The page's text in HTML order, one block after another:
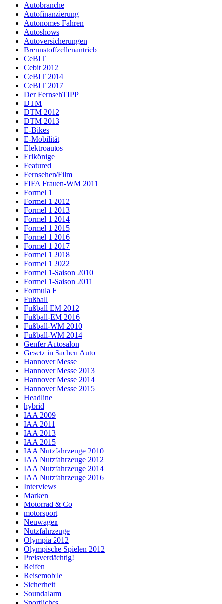
Autobranche
Autofinanzierung
Autonomes Fahren
Autoshows
Autoversicherungen
Brennstoffzellenantrieb
CeBIT
Cebit 2012
CeBIT 2014
CeBIT 2017
Der FernsehTIPP
DTM
DTM 2012
DTM 2013
E-Bikes
E-Mobilität
Elektroautos
Erlkönige
Featured
Fernsehen/Film
FIFA Frauen-WM 2011
Formel 1
Formel 1 2012
Formel 1 2013
Formel 1 2014
Formel 1 2015
Formel 1 2016
Formel 1 2017
Formel 1 2018
Formel 1 2022
Formel 1-Saison 2010
Formel 1-Saison 2011
Formula E
Fußball
Fußball EM 2012
Fußball-EM 2016
Fußball-WM 2010
Fußball-WM 2014
Genfer Autosalon
Gesetz in Sachen Auto
Hannover Messe
Hannover Messe 2013
Hannover Messe 2014
Hannover Messe 2015
Headline
hybrid
IAA 2009
IAA 2011
IAA 2013
IAA 2015
IAA Nutzfahrzeuge 2010
IAA Nutzfahrzeuge 2012
IAA Nutzfahrzeuge 2014
IAA Nutzfahrzeuge 2016
Interviews
Marken
Motorrad & Co
motorsport
Neuwagen
Nutzfahrzeuge
Olympia 2012
Olympische Spielen 2012
Preisverdächtig!
Reifen
Reisemobile
Sicherheit
Soundalarm
Sportliches